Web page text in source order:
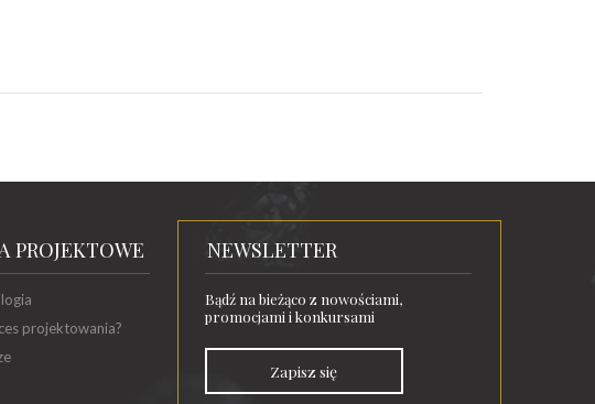
PROJEKTOWE
projektowania?
NEWSLETTER
Bądź na bieżąco z nowościami,
promocjami i konkursami
Zapisz się